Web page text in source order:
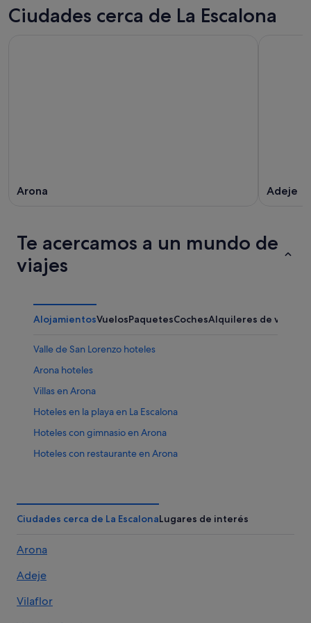
Ciudades cerca de La Escalona
Arona Adeje
Te acercamos a un mundo de
viajes
AlojamientosVuelosPaquetesCochesAlquileres de
Valle de San Lorenzo hoteles
Arona hoteles
Villas en Arona
Hoteles en la playa en La Escalona
Hoteles con gimnasio en Arona
Hoteles con restaurante en Arona
Hoteles con bodega en Valle de San Lorenzo
Casas barco en Arona
Casas de huéspedes en Arona
Hoteles con spa en Arona
Ciudades cerca de La EscalonaLugares de interés
Arona
Adeje
Vilaflor